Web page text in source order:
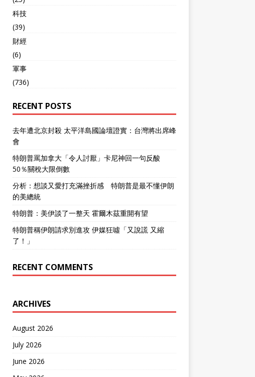
科技
(39)
財經
(6)
軍事
(736)
RECENT POSTS
去年遭北京封殺 太平洋島國論壇證實：台灣將出席峰
會
特朗普罵加拿大「令人討厭」卡尼神回一句反酸
50％關稅大限倒數
分析：想談又愛打充滿挫折感 特朗普是最不懂伊朗
的美總統
特朗普：美伊談了一整天 霍爾木茲重開有望
特朗普稱伊朗請求別進攻 伊媒狂噓「又說謊 又縮
了！」
RECENT COMMENTS
ARCHIVES
August 2026
July 2026
June 2026